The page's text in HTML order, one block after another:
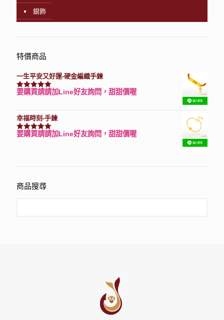
銀飾
特價商品
一生平安又好運-硬金編織手鍊
評分7740滿分 5
要購買請請加Line好友詢問，甜甜價喔
幸福時刻-手鍊
評分3150滿分 5
要購買請請加Line好友詢問，甜甜價喔
商品搜尋